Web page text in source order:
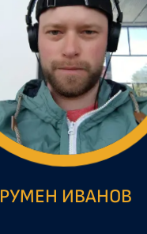
РУМЕН ИВАНОВ